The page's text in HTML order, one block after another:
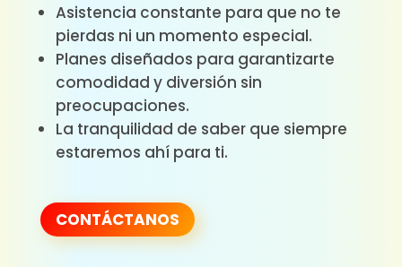
Asistencia constante para que no te
pierdas ni un momento especial.
Planes diseñados para garantizarte
comodidad y diversión sin
preocupaciones.
La tranquilidad de saber que siempre
estaremos ahí para ti.
CONTÁCTANOS